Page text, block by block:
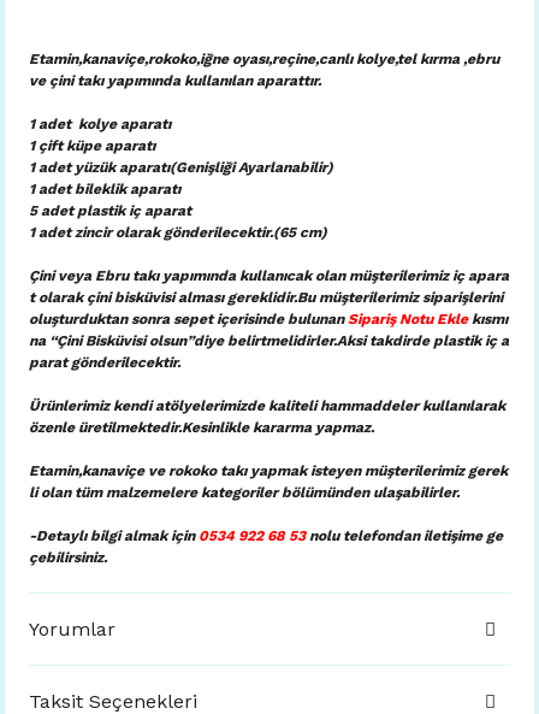
Etamin,kanaviçe,rokoko,iğne oyası,reçine,canlı kolye,tel kırma ,ebru
ve çini takı yapımında kullanılan aparattır.
1 adet kolye aparatı
1 çift küpe aparatı
1 adet yüzük aparatı(Genişliği Ayarlanabilir)
1 adet bileklik aparatı
5 adet plastik iç aparat
1 adet zincir olarak gönderilecektir.(65 cm)
Çini veya Ebru takı yapımında kullanıcak olan müşterilerimiz iç apara
t olarak çini bisküvisi alması gereklidir.Bu müşterilerimiz siparişlerini
oluşturduktan sonra sepet içerisinde bulunanSipariş Notu Eklekısmı
na “Çini Bisküvisi olsun”diye belirtmelidirler.Aksi takdirde plastik iç a
parat gönderilecektir.
Ürünlerimiz kendi atölyelerimizde kaliteli hammaddeler kullanılarak
özenle üretilmektedir.Kesinlikle kararma yapmaz.
Etamin,kanaviçe ve rokoko takı yapmak isteyen müşterilerimiz gerek
li olan tüm malzemelere kategoriler bölümünden ulaşabilirler.
-Detaylı bilgi almak için 0534 922 68 53nolu telefondan iletişime ge
çebilirsiniz.
Yorumlar
Taksit Seçenekleri